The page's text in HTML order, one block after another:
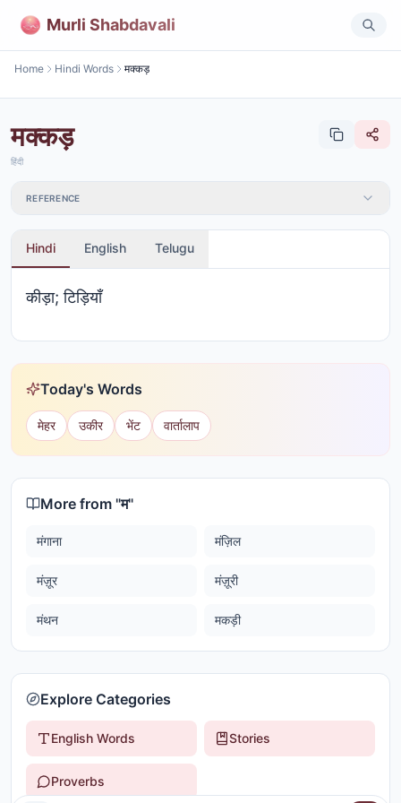
Murli Shabdavali
Home Hindi Words मक्कड़
मक्कड़
हिंदी
REFERENCE
Hindi English Telugu
कीड़ा; टिड़ियाँ
Today's Words
मेहर उकीर भेंट वार्तालाप
More from "म"
मंगाना मंज़िल
मंज़ूर मंज़ूरी
मंथन मकड़ी
Explore Categories
English Words Stories
Proverbs